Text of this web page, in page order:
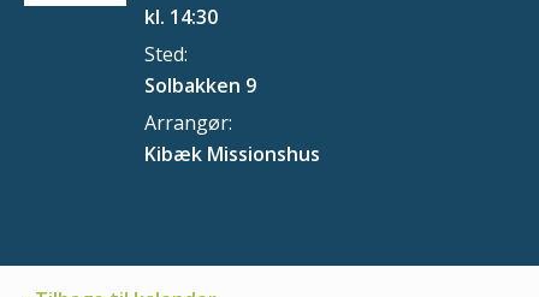
kl. 14:30
Sted:
Solbakken 9
Arrangør:
Kibæk Missionshus